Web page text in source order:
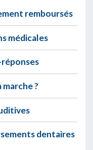
remboursés
médicales
marche ?
dentaires